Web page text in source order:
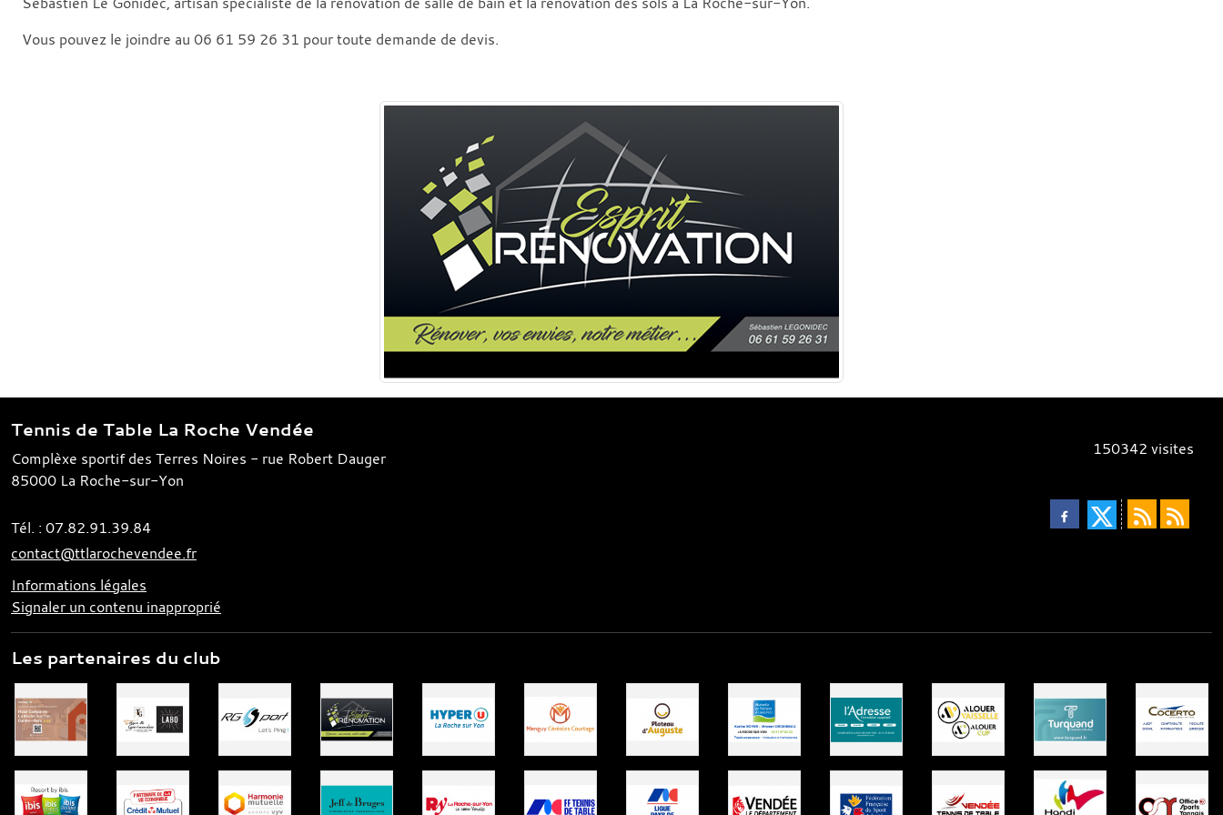
Vous pouvez le joindre au 06 61 59 26 31 pour toute demande de devis.
Tennis de Table La Roche Vendée
Complèxe sportif des Terres Noires - rue Robert Dauger
85000 La Roche-sur-Yon
Tél. : 07.82.91.39.84
contact@ttlarochevendee.fr
Informations légales
Signaler un contenu inapproprié
150342 visites
Les partenaires du club